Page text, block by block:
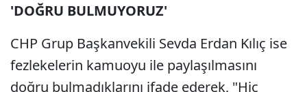
'DOĞRU BULMUYORUZ'
CHP Grup Başkanvekili Sevda Erdan Kılıç ise
fezlekelerin kamuoyu ile paylaşılmasını
doğru bulmadıklarını ifade ederek, "Hiç